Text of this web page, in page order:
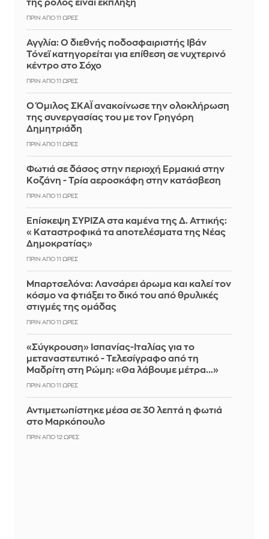
της ρόλος είναι έκπληξη
ΠΡΙΝ ΑΠΌ 11 ΏΡΕΣ
Αγγλία: Ο διεθνής ποδοσφαιριστής Ιβάν
Τόνεϊ κατηγορείται για επίθεση σε νυχτερινό
κέντρο στο Σόχο
ΠΡΙΝ ΑΠΌ 11 ΏΡΕΣ
Ο Όμιλος ΣΚΑΪ ανακοίνωσε την ολοκλήρωση
της συνεργασίας του με τον Γρηγόρη
Δημητριάδη
ΠΡΙΝ ΑΠΌ 11 ΏΡΕΣ
Φωτιά σε δάσος στην περιοχή Ερμακιά στην
Κοζάνη - Τρία αεροσκάφη στην κατάσβεση
ΠΡΙΝ ΑΠΌ 11 ΏΡΕΣ
Επίσκεψη ΣΥΡΙΖΑ στα καμένα της Δ. Αττικής:
«Καταστροφικά τα αποτελέσματα της Νέας
Δημοκρατίας»
ΠΡΙΝ ΑΠΌ 11 ΏΡΕΣ
Μπαρτσελόνα: Λανσάρει άρωμα και καλεί τον
κόσμο να φτιάξει το δικό του από θρυλικές
στιγμές της ομάδας
ΠΡΙΝ ΑΠΌ 11 ΏΡΕΣ
«Σύγκρουση» Ισπανίας-Ιταλίας για το
μεταναστευτικό - Τελεσίγραφο από τη
Μαδρίτη στη Ρώμη: «Θα λάβουμε μέτρα...»
ΠΡΙΝ ΑΠΌ 11 ΏΡΕΣ
Αντιμετωπίστηκε μέσα σε 30 λεπτά η φωτιά
στο Μαρκόπουλο
ΠΡΙΝ ΑΠΌ 12 ΏΡΕΣ